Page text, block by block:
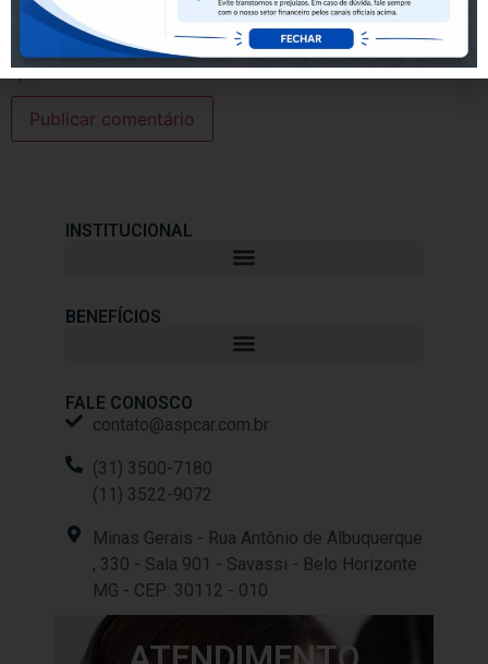
Salvar meus dados neste navegador para a próxima vez
que eu comentar.
INSTITUCIONAL
BENEFÍCIOS
FALE CONOSCO
contato@aspcar.com.br
(31) 3500-7180
(11) 3522-9072
Minas Gerais - Rua Antônio de Albuquerque
, 330 - Sala 901 - Savassi - Belo Horizonte
MG - CEP: 30112 - 010